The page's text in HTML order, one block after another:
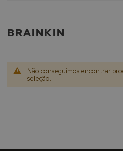
BRAINKIN
Não conseguimos encontrar
seleção.